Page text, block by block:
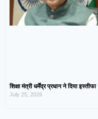
शिक्षा मंत्री धर्मेंद्र प्रधान ने दिया इस्तीफा
July 25, 2026